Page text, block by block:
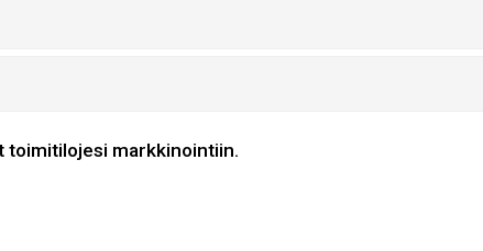
toimitilojesi markkinointiin.